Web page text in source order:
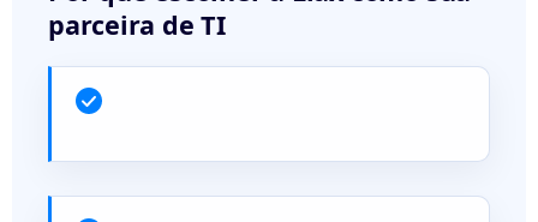
parceira de TI